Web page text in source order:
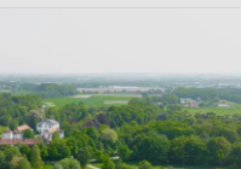
met een fijn
ook genieten van
fietsen? Dat kan